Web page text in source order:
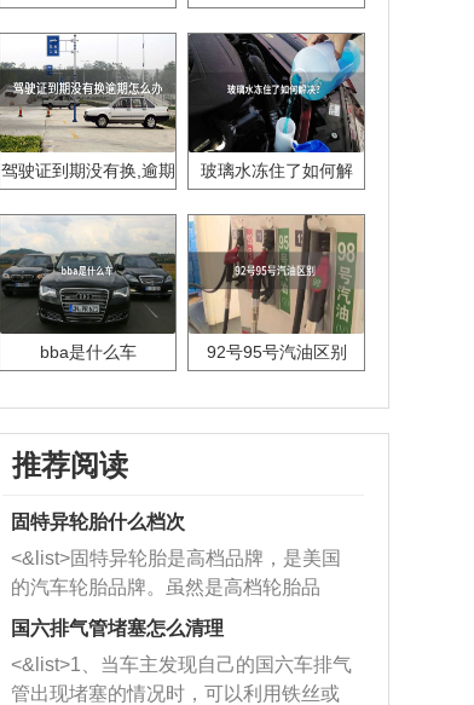
驾驶证到期没有换,逾期
玻璃水冻住了如何解
bba是什么车 92号95号汽油区别
推荐阅读
固特异轮胎什么档次
<&list>固特异轮胎是高档品牌，是美国
的汽车轮胎品牌。虽然是高档轮胎品
牌，但是中高低端的轮胎都有生产，这
也是为了更好的开拓市场。
国六排气管堵塞怎么清理
<&list>1、当车主发现自己的国六车排气
管出现堵塞的情况时，可以利用铁丝或